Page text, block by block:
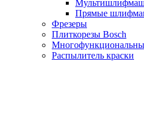
Прямые
Фрезеры
Плиткорезы Bosch
Распылитель краски